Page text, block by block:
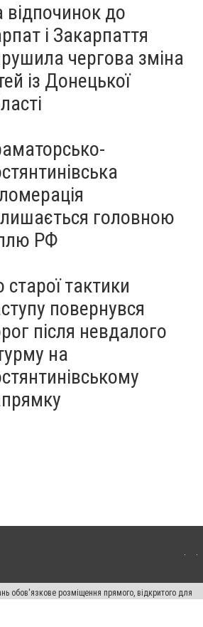
відпочинок до
і Закарпаття
чергова зміна
із Донецької
головною
РФ
старої тактики
повернувся
після невдалого
на
обов'язкове розміщення прямого, відкритого для